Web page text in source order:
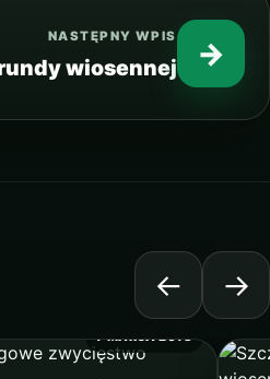
NASTĘPNY WPIS
wiosennej →
← →
7 MARCA 2018